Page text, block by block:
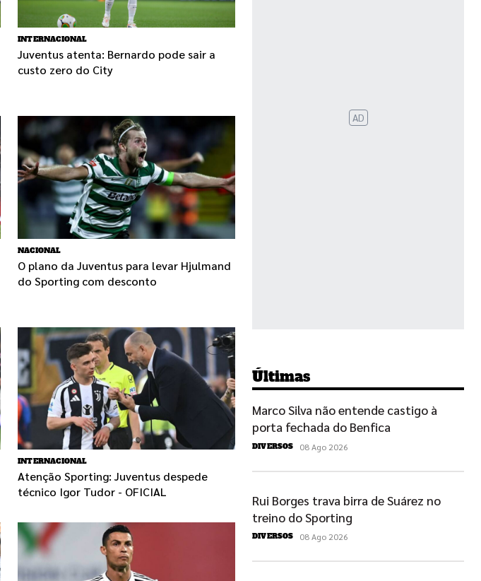
INTERNACIONAL
Juventus atenta: Bernardo pode sair a
custo zero do City
NACIONAL
O plano da Juventus para levar Hjulmand
do Sporting com desconto
INTERNACIONAL
Atenção Sporting: Juventus despede
técnico Igor Tudor - OFICIAL
AD
Últimas
Marco Silva não entende castigo à
porta fechada do Benfica
DIVERSOS 08 Ago 2026
Rui Borges trava birra de Suárez no
treino do Sporting
DIVERSOS 08 Ago 2026